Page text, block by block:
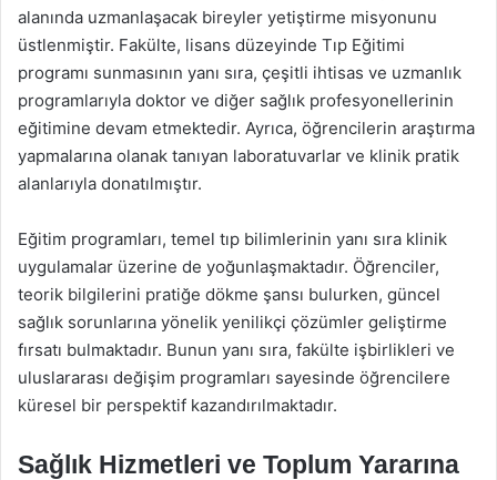
alanında uzmanlaşacak bireyler yetiştirme misyonunu
üstlenmiştir. Fakülte, lisans düzeyinde Tıp Eğitimi
programı sunmasının yanı sıra, çeşitli ihtisas ve uzmanlık
programlarıyla doktor ve diğer sağlık profesyonellerinin
eğitimine devam etmektedir. Ayrıca, öğrencilerin araştırma
yapmalarına olanak tanıyan laboratuvarlar ve klinik pratik
alanlarıyla donatılmıştır.
Eğitim programları, temel tıp bilimlerinin yanı sıra klinik
uygulamalar üzerine de yoğunlaşmaktadır. Öğrenciler,
teorik bilgilerini pratiğe dökme şansı bulurken, güncel
sağlık sorunlarına yönelik yenilikçi çözümler geliştirme
fırsatı bulmaktadır. Bunun yanı sıra, fakülte işbirlikleri ve
uluslararası değişim programları sayesinde öğrencilere
küresel bir perspektif kazandırılmaktadır.
Sağlık Hizmetleri ve Toplum Yararına